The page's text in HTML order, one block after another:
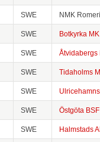
SWE NMK
SWE Botkyrka MK
SWE Åtvidabergs
SWE Tidaholms
SWE
SWE Östgöta BSF
SWE Halmstads